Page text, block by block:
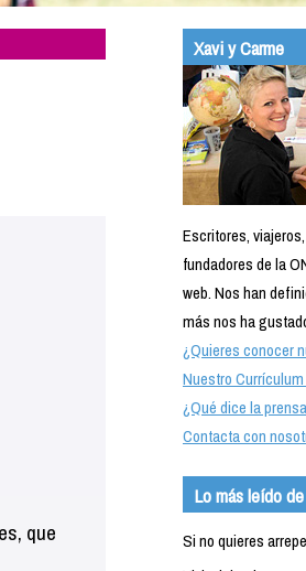
que
Xavi y Carme
Escritores,
fundadores de la
web. Nos han
más nos ha
¿Quieres conocer
Nuestro
¿Qué dice la
Contacta con
Lo más leído
Si no quieres